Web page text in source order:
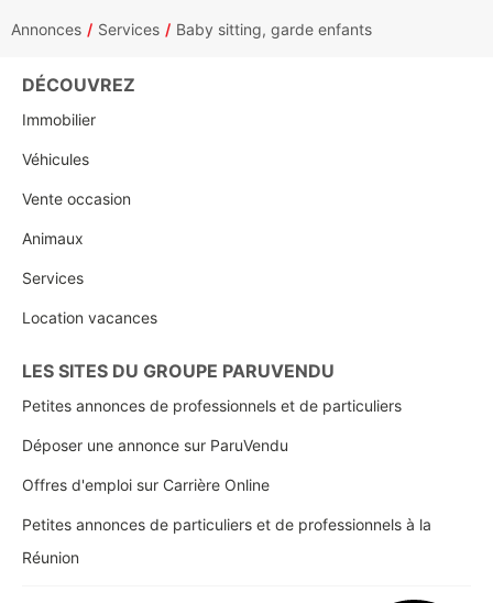
Annonces Services Baby sitting, garde enfants
DÉCOUVREZ
Immobilier
Véhicules
Vente occasion
Animaux
Services
Location vacances
LES SITES DU GROUPE PARUVENDU
Petites annonces de professionnels et de particuliers
Déposer une annonce sur ParuVendu
Offres d'emploi sur Carrière Online
Petites annonces de particuliers et de professionnels à la
Réunion